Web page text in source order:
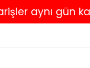
gün